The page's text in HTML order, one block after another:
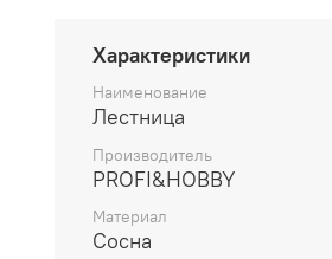
Характеристики
Наименование
Лестница
Производитель
PROFI&HOBBY
Материал
Сосна